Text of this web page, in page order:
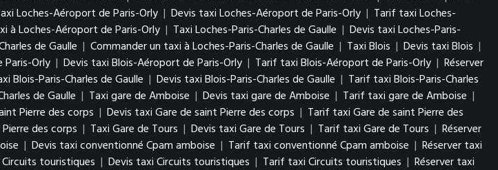
Loches-Aéroport de Paris-Orly | Devis taxi Loches-Aéroport de Paris-Orly | Tarif taxi Loches-
à Loches-Aéroport de Paris-Orly | Taxi Loches-Paris-Charles de Gaulle | Devis taxi Loches-Paris-
de Gaulle | Commander un taxi à Loches-Paris-Charles de Gaulle | Taxi Blois | Devis taxi Blois |
Paris-Orly | Devis taxi Blois-Aéroport de Paris-Orly | Tarif taxi Blois-Aéroport de Paris-Orly | Réserver
Blois-Paris-Charles de Gaulle | Devis taxi Blois-Paris-Charles de Gaulle | Tarif taxi Blois-Paris-Charles
de Gaulle | Taxi gare de Amboise | Devis taxi gare de Amboise | Tarif taxi gare de Amboise |
Pierre des corps | Devis taxi Gare de saint Pierre des corps | Tarif taxi Gare de saint Pierre des
des corps | Taxi Gare de Tours | Devis taxi Gare de Tours | Tarif taxi Gare de Tours | Réserver
| Devis taxi conventionné Cpam amboise | Tarif taxi conventionné Cpam amboise | Réserver taxi
touristiques | Devis taxi Circuits touristiques | Tarif taxi Circuits touristiques | Réserver taxi